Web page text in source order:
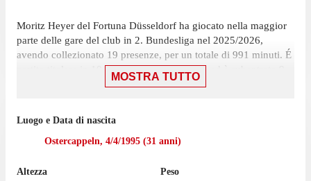
Moritz Heyer del Fortuna Düsseldorf ha giocato nella maggior
parte delle gare del club in 2. Bundesliga nel 2025/2026,
avendo collezionato 19 presenze, per un totale di 991 minuti. É
partito titolare in 10 presenze su 34 giornate ed è subentrato 9
maggio, gara in cui ha giocato 20 minuti con la maglia del
Fortuna Düsseldorf contro Elversberg, nella vittoria per 3-1. Ha
Heyer ha giocato 19 partite di 2. Bundesliga nell'ultima
MOSTRA TUTTO
Luogo e Data di nascita
Ostercappeln, 4/4/1995 (31 anni)
Altezza
Peso